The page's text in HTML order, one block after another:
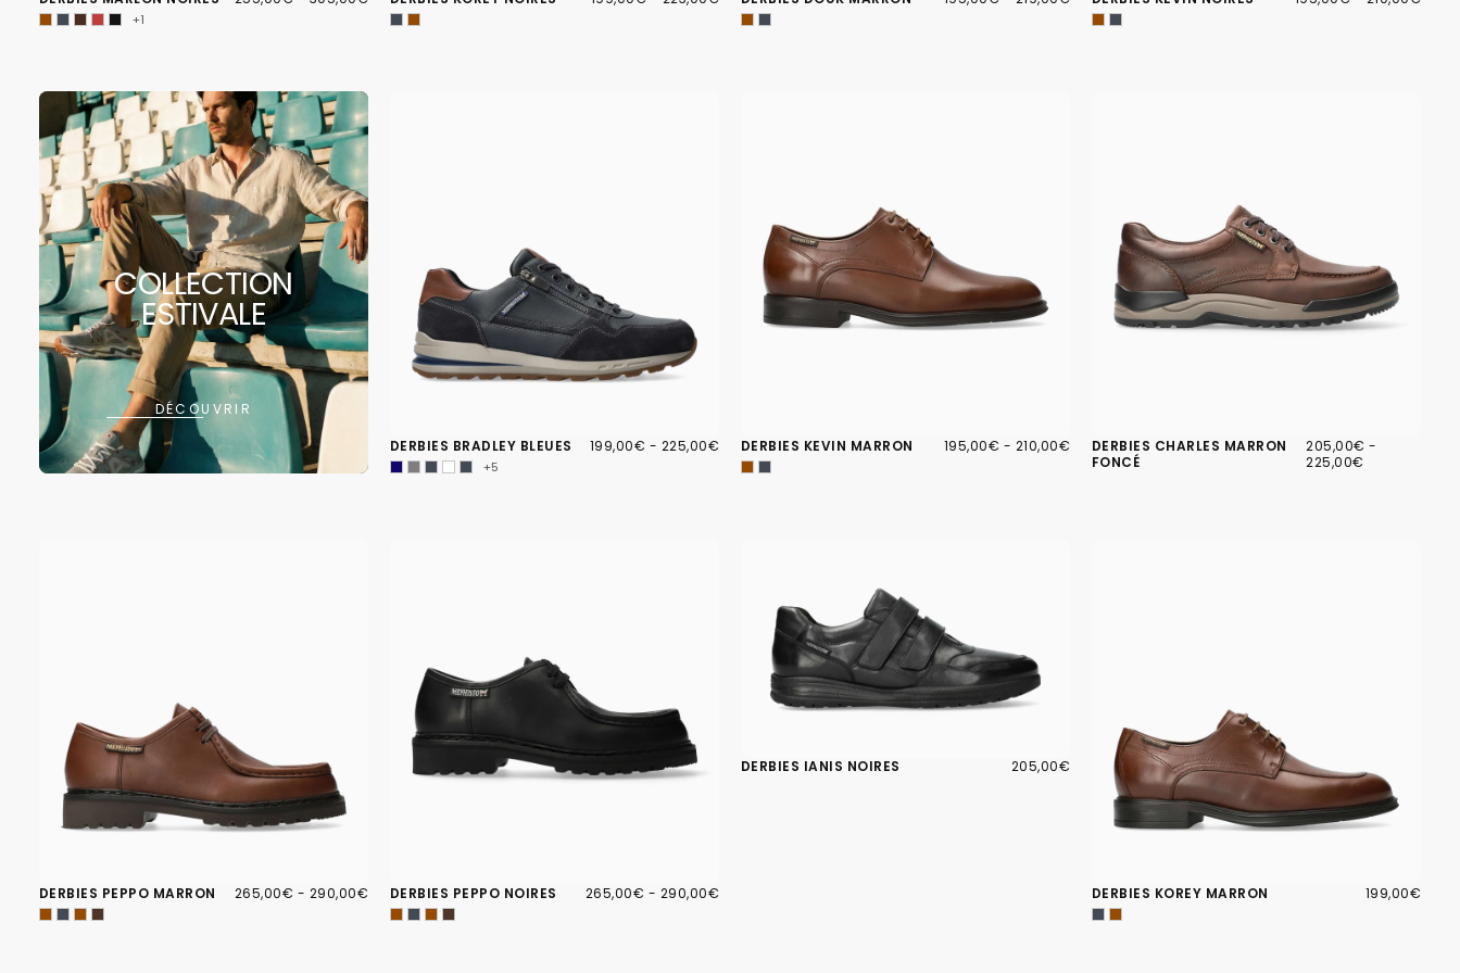
+1
COLLECTION
ESTIVALE
DÉCOUVRIR
DERBIES BRADLEY BLEUES
199,00€
PRIX
199,00€ - PRIX
225,00€
+5
DERBIES KEVIN MARRON 195,00€
PRIX
195,00€ - PRIX
210,00€
DERBIES CHARLES MARRON
FONCÉ
205,00€
PRIX
MINIMUM
205,00€ -
225,00€
DERBIES PEPPO MARRON 265,00€
PRIX
265,00€ - PRIX
290,00€ DERBIES PEPPO NOIRES 265,00€
PRIX
265,00€ - PRIX
290,00€
DERBIES IANIS NOIRES 205,00€
PRIX
205,00€
DERBIES KOREY MARRON 199,00€
PRIX
199,00€